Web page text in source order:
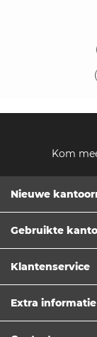
Kom
Nieuwe
Gebruikte
Klantenservice
Extra informatie